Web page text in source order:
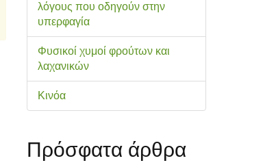
λόγους που οδηγούν στην
υπερφαγία
Φυσικοί χυμοί φρούτων και
λαχανικών
Κινόα
Πρόσφατα άρθρα